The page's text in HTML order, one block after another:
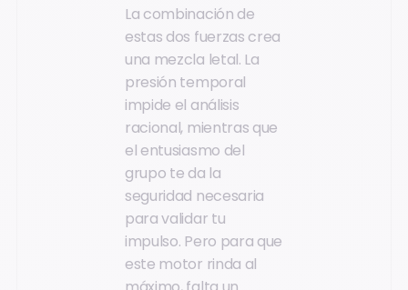
La combinación de
estas dos fuerzas crea
una mezcla letal. La
presión temporal
impide el análisis
racional, mientras que
el entusiasmo del
grupo te da la
seguridad necesaria
para validar tu
impulso. Pero para que
este motor rinda al